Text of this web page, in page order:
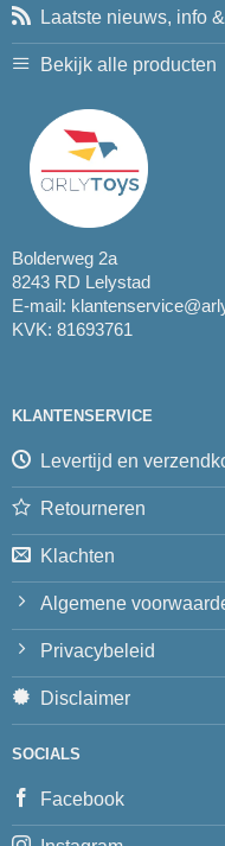
Laatste nieuws, info
Bekijk alle producten
Bolderweg 2a
8243 RD Lelystad
E-mail:
KVK: 81693761
KLANTENSERVICE
Levertijd en
Retourneren
Klachten
Algemene
Privacybeleid
Disclaimer
SOCIALS
Facebook